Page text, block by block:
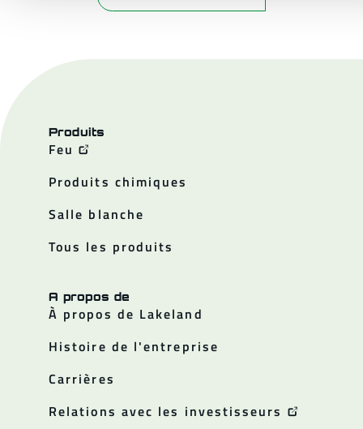
Produits
Feu
Produits chimiques
Salle blanche
Tous les produits
A propos de
À propos de Lakeland
Histoire de l'entreprise
Carrières
Relations avec les investisseurs